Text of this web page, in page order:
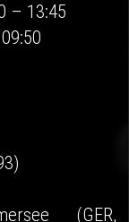
– 13:45
(GER,